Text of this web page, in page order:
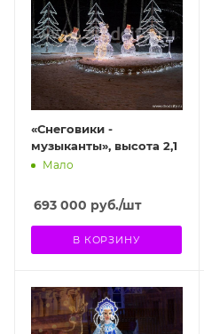
«Снеговики -
музыканты», высота 2,1
Мало
693 000 руб./шт
В КОРЗИНУ